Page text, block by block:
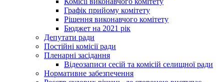
Графік прийому комітету
Рішення виконавчого комітету
Бюджет на 2021 рік
Депутати ради
Постійні комісії ради
Пленарні засідання
Відеозаписи сесій та комісій селищної ради
Нормативне забезпечення